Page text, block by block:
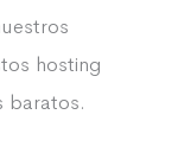
hosting
baratos.